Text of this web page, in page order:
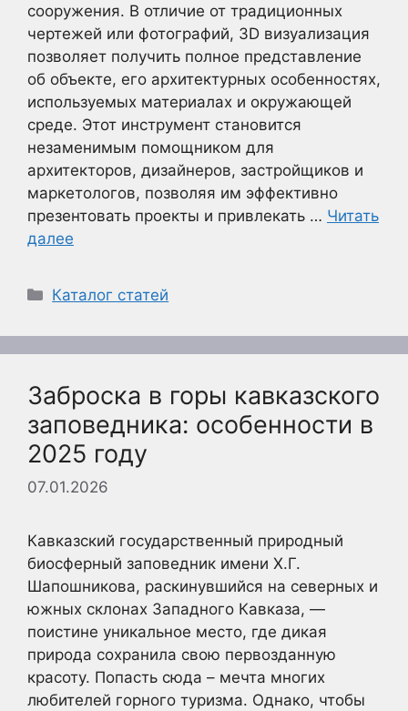
сооружения. В отличие от традиционных
чертежей или фотографий, 3D визуализация
позволяет получить полное представление
об объекте, его архитектурных особенностях,
используемых материалах и окружающей
среде. Этот инструмент становится
незаменимым помощником для
архитекторов, дизайнеров, застройщиков и
маркетологов, позволяя им эффективно
презентовать проекты и привлекать … Читать
далее
Рубрики
Каталог статей
Заброска в горы кавказского
заповедника: особенности в
2025 году
07.01.2026
Кавказский государственный природный
биосферный заповедник имени Х.Г.
Шапошникова, раскинувшийся на северных и
южных склонах Западного Кавказа, —
поистине уникальное место, где дикая
природа сохранила свою первозданную
красоту. Попасть сюда – мечта многих
любителей горного туризма. Однако, чтобы